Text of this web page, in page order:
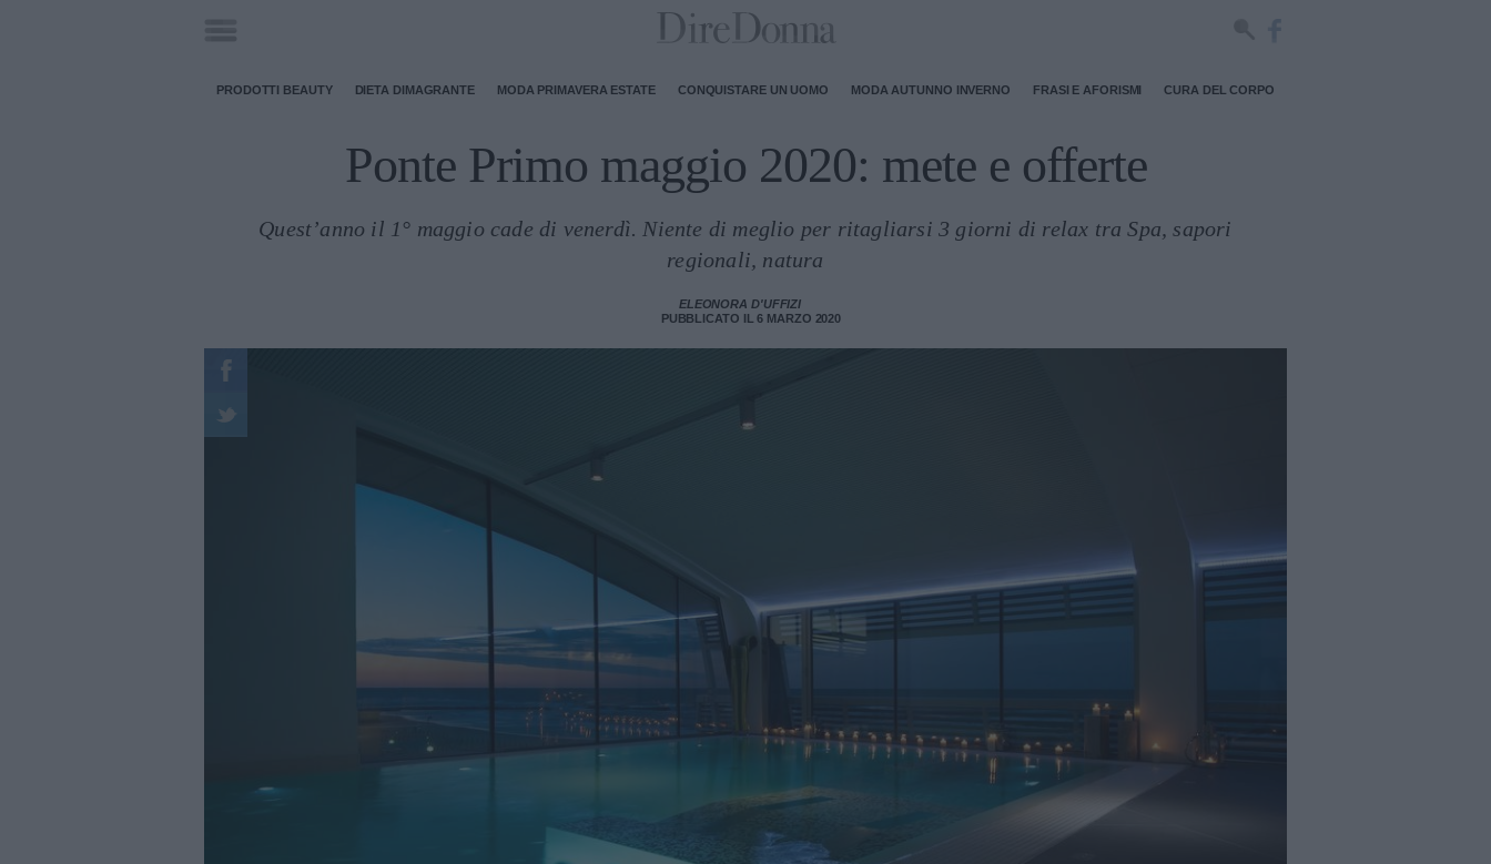
PRODOTTI BEAUTY DIETA DIMAGRANTE MODA PRIMAVERA ESTATE CONQUISTARE UN UOMO MODA AUTUNNO INVERNO FRASI E AFORISMI CURA DEL CORPO
Ponte Primo maggio 2020: mete e offerte
Quest’anno il 1° maggio cade di venerdì. Niente di meglio per ritagliarsi 3 giorni di relax tra Spa, sapori
regionali, natura
ELEONORA D'UFFIZI
PUBBLICATO IL 6 MARZO 2020